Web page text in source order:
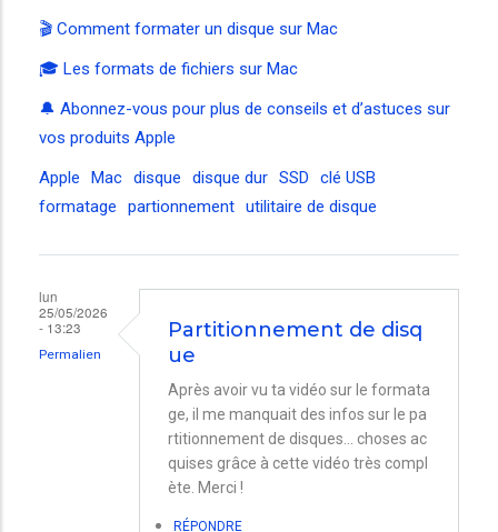
🎬 Comment formater un disque sur Mac
🎓 Les formats de fichiers sur Mac
🔔 Abonnez-vous pour plus de conseils et d’astuces sur
vos produits Apple
Apple
Mac disque disque dur SSD
clé USB
formatage
partionnement utilitaire de disque
lun
25/05/2026
- 13:23
Permalien
Partitionnement de disq
ue
Après avoir vu ta vidéo sur le formata
ge, il me manquait des infos sur le pa
rtitionnement de disques... choses ac
quises grâce à cette vidéo très compl
ète. Merci !
RÉPONDRE